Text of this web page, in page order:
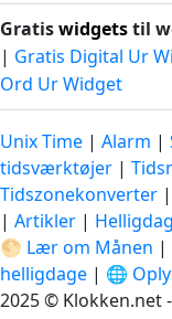
Gratiswidgetstil
| Gratis Digital Ur
Ord Ur Widget
Unix Time | Alarm |
tidsværktøjer |
Tidszonekonverter |
| Artikler |
🌕 Lær om Månen |
helligdage | 🌐
2025 © Klokken.net